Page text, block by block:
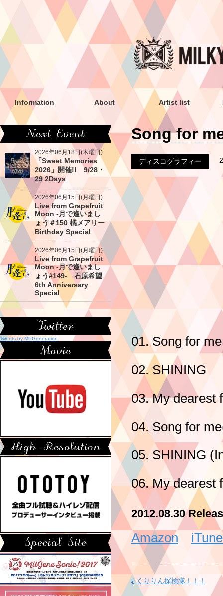
Information About Artist list
Song for
ディスコグラフィー
01. Song for me
02. SHINING
03. My dearest
04. Song for
05. SHINING
06. My dearest
2012.08.30
Amazon
くりりん探検隊！！！
2026年06月18日(木曜日)
「Sweet Memories
2026」開催!! 9/28・
29 2Days
2026年06月15日(月曜日)
Live from Grapefruit
Moon -月で逢いまし
ょう＃150 橘メアリー
Birthday Special
2026年06月15日(月曜日)
Live from Grapefruit
Moon -月で逢いまし
ょう#149- 石原希望
6th Anniversary
Special
Tweets by MPGeneration